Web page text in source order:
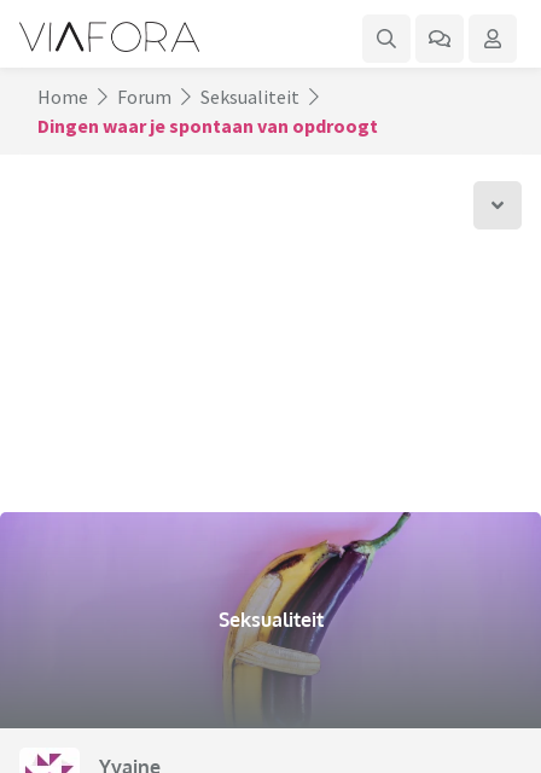
Home Forum
Seksualiteit
Dingen waar je spontaan van opdroogt
Seksualiteit
Yvaine